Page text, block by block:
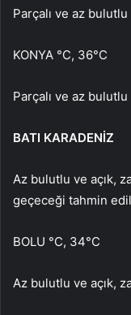
Parçalı ve az bulutlu
KONYA °C, 36°C
Parçalı ve az bulutlu
BATI KARADENİZ
Az bulutlu ve açık,
geçeceği tahmin
BOLU °C, 34°C
Az bulutlu ve açık,